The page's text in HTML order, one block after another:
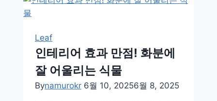
물
를
위
한
Leaf
인테리어 효과 만점! 화분에
잘 어울리는 식물
Bynamurokr 6월 10, 20256월 8, 2025